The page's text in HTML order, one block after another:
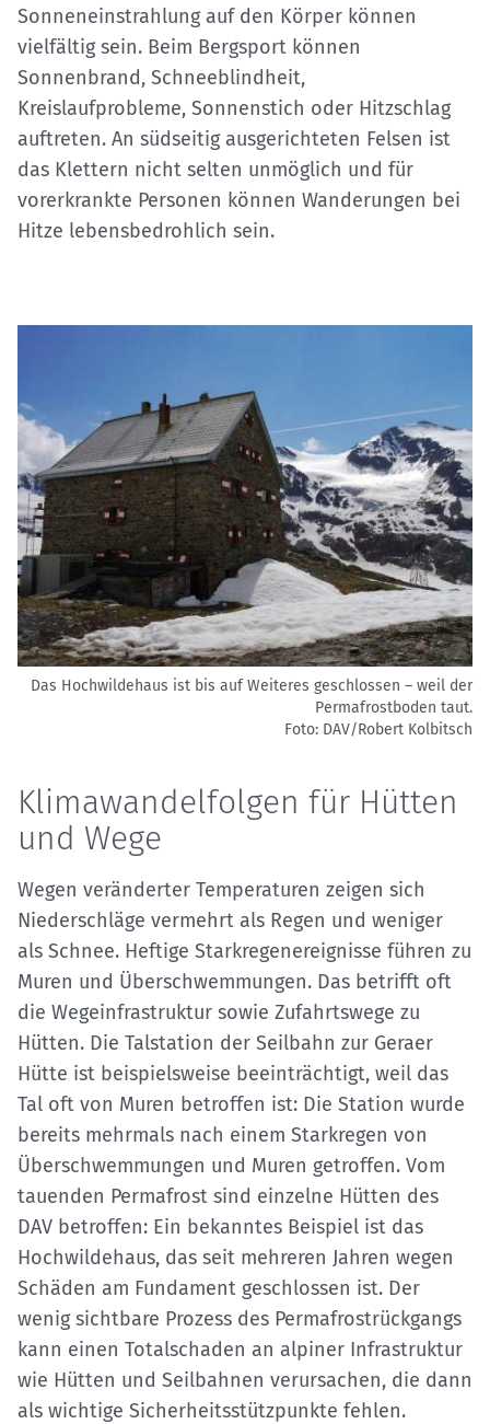
Sonneneinstrahlung auf den Körper können
vielfältig sein. Beim Bergsport können
Sonnenbrand, Schneeblindheit,
Kreislaufprobleme, Sonnenstich oder Hitzschlag
auftreten. An südseitig ausgerichteten Felsen ist
das Klettern nicht selten unmöglich und für
vorerkrankte Personen können Wanderungen bei
Hitze lebensbedrohlich sein.
Das Hochwildehaus ist bis auf Weiteres geschlossen – weil der
Permafrostboden taut.
Foto: DAV/Robert Kolbitsch
Klimawandelfolgen für Hütten
und Wege
Wegen veränderter Temperaturen zeigen sich
Niederschläge vermehrt als Regen und weniger
als Schnee. Heftige Starkregenereignisse führen zu
Muren und Überschwemmungen. Das betrifft oft
die Wegeinfrastruktur sowie Zufahrtswege zu
Hütten. Die Talstation der Seilbahn zur Geraer
Hütte ist beispielsweise beeinträchtigt, weil das
Tal oft von Muren betroffen ist: Die Station wurde
bereits mehrmals nach einem Starkregen von
Überschwemmungen und Muren getroffen. Vom
tauenden Permafrost sind einzelne Hütten des
DAV betroffen: Ein bekanntes Beispiel ist das
Hochwildehaus, das seit mehreren Jahren wegen
Schäden am Fundament geschlossen ist. Der
wenig sichtbare Prozess des Permafrostrückgangs
kann einen Totalschaden an alpiner Infrastruktur
wie Hütten und Seilbahnen verursachen, die dann
als wichtige Sicherheitsstützpunkte fehlen.